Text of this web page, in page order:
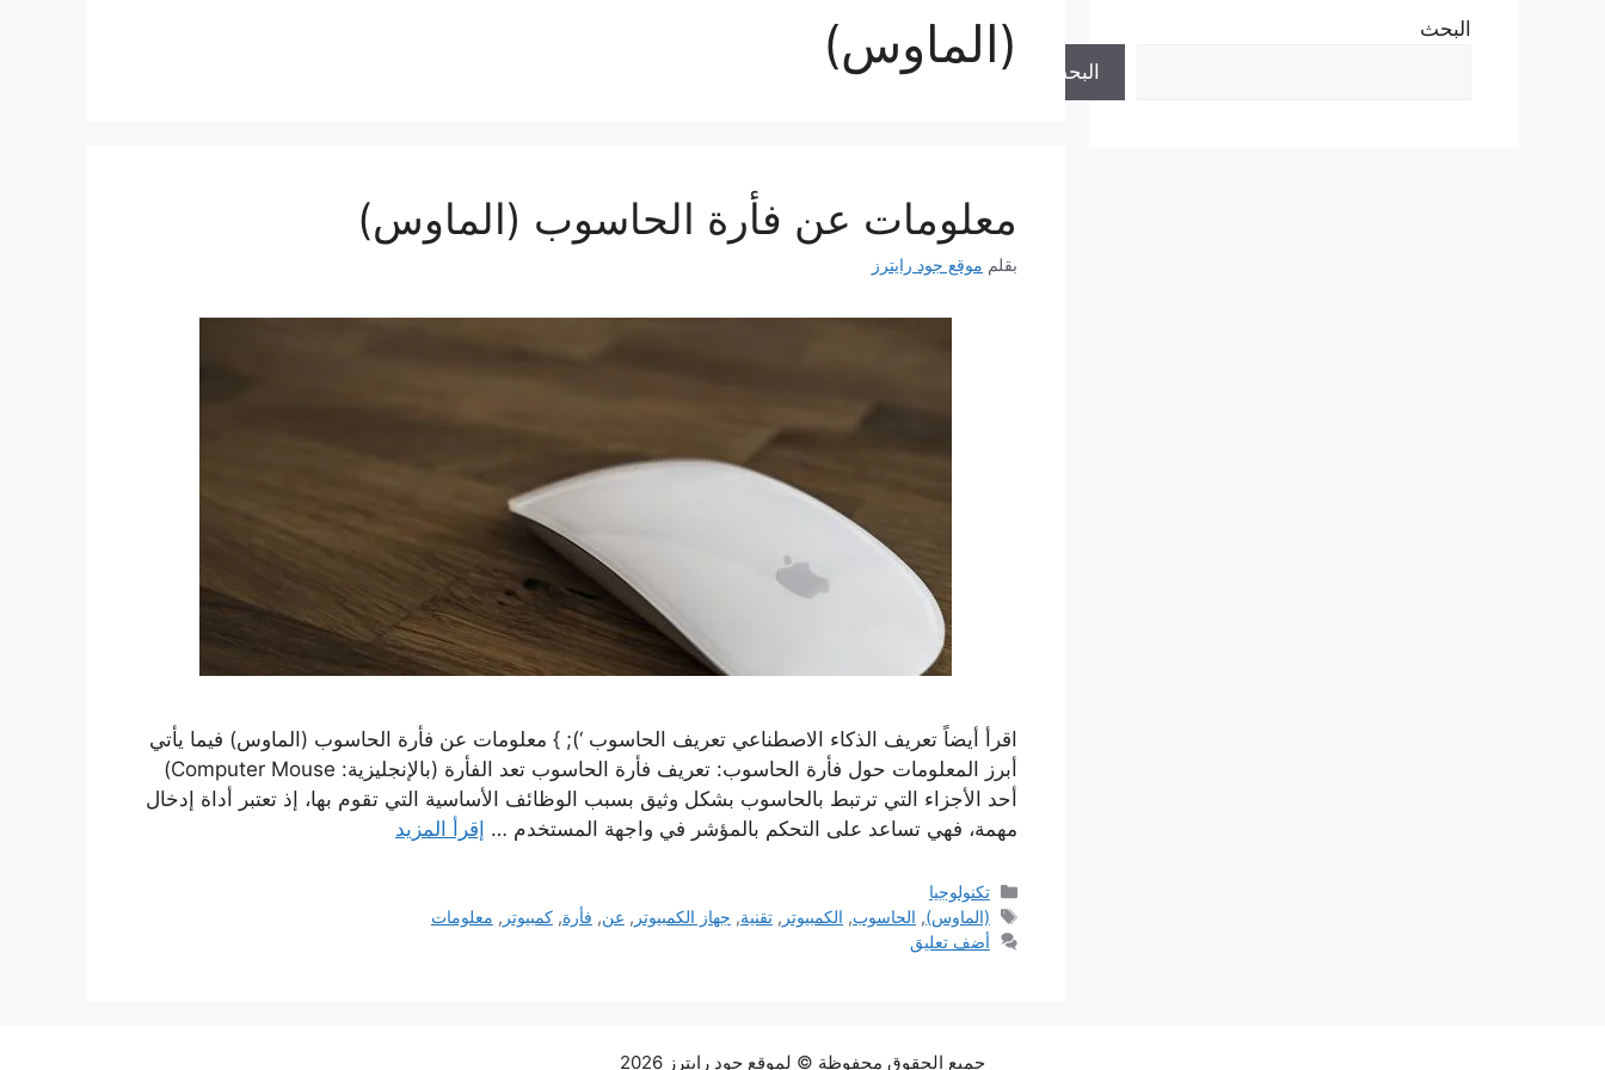
(الماوس)
معلومات عن فأرة الحاسوب (الماوس)
بقلم موقع جود رايترز
اقرأ أيضاً تعريف الذكاء الاصطناعي تعريف الحاسوب ‘); } معلومات عن فأرة الحاسوب (الماوس) فيما يأتي
أبرز المعلومات حول فأرة الحاسوب: تعريف فأرة الحاسوب تعد الفأرة (بالإنجليزية: Computer Mouse)
أحد الأجزاء التي ترتبط بالحاسوب بشكل وثيق بسبب الوظائف الأساسية التي تقوم بها، إذ تعتبر أداة إدخال
مهمة، فهي تساعد على التحكم بالمؤشر في واجهة المستخدم … إقرأ المزيد
التصنيفات
تكنولوجيا
الوسوم
(الماوس), الحاسوب, الكمبيوتر ,تقنية, جهاز الكمبيوتر , عن, فأرة,كمبيوتر , معلومات
أضف تعليق
البحث
البحث
جميع الحقوق محفوظة © لموقع جود رايترز 2026